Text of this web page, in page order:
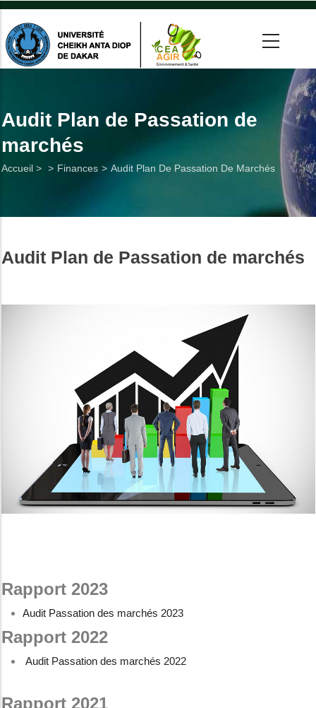
Aller
contenu
principal
Audit Plan de Passation de
marchés
Fil
Accueil > Finances Audit Plan De Passation De Marchés
Audit Plan de Passation de marchés
Rapport 2023
Audit Passation des marchés 2023
Rapport 2022
Audit Passation des marchés 2022
Rapport 2021